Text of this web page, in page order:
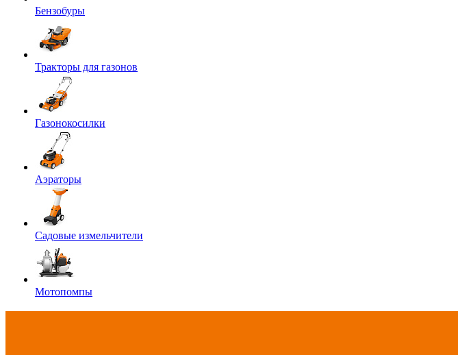
Бензобуры
Тракторы для газонов
Газонокосилки
Аэраторы
Садовые измельчители
Мотопомпы